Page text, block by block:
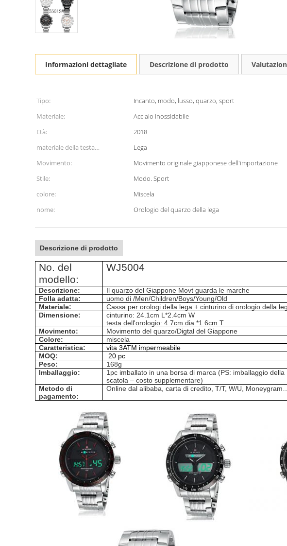
Informazioni dettagliate Descrizione di prodotto
Tipo: Incanto, modo, lusso, quarzo, sport
Materiale:
Acciaio inossidabile
Età:
2018
materiale della testa
dell'orologio:
Lega
Movimento:
Movimento originale giapponese dell'importazione
Stile:
Modo. Sport
colore:
Miscela
nome:
Orologio del quarzo della lega
Descrizione di prodotto
No. del
modello:
WJ5004
Descrizione:
Il quarzo del Giappone Movt guarda le marche
Folla adatta:
uomo di /Men/Children/Boys/Young/Old
Materiale:
Cassa per orologi della lega + cinturino di orologio della
Dimensione:
cinturino: 24.1cm L*2.4cm W
testa dell'orologio: 4.7cm dia.*1.6cm T
Movimento:
Movimento del quarzo/Digtal del Giappone
Colore:
miscela
Caratteristica:
vita 3ATM impermeabile
MOQ:
20 pc
Peso:
168g
Imballaggio:
1pc imballato in una borsa di marca (PS: imballaggio della
scatola – costo supplementare)
Metodo di
pagamento:
Online dal alibaba, carta di credito, T/T, W/U, Moneygram…